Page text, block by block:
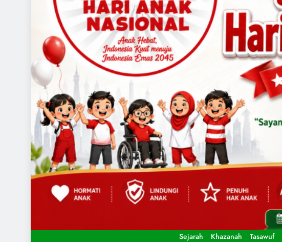
Sejarah Khazanah Tasawuf